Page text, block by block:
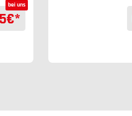
bei uns
€*